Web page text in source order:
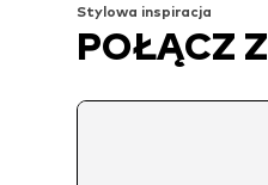
Stylowa inspiracja
POŁĄCZ Z